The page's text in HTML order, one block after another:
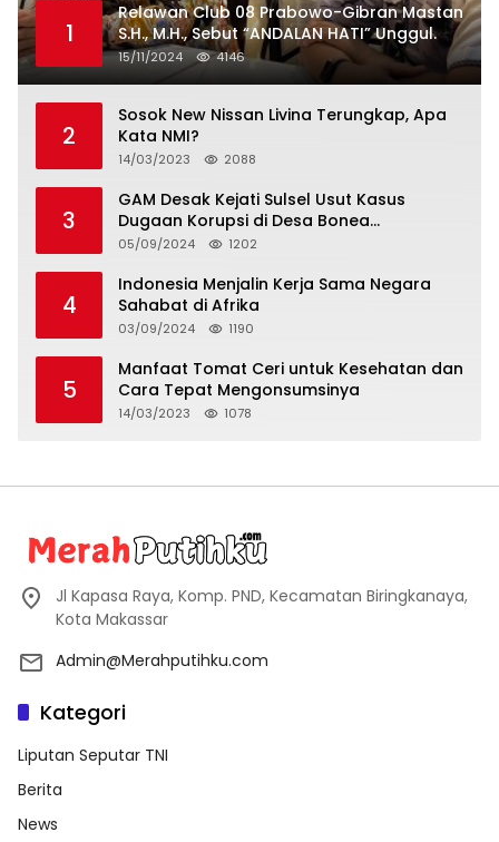
1
Relawan Club 08 Prabowo-Gibran Mastan
S.H., M.H., Sebut “ANDALAN HATI” Unggul.
15/11/2024 4146
2
Sosok New Nissan Livina Terungkap, Apa
Kata NMI?
14/03/2023 2088
3
GAM Desak Kejati Sulsel Usut Kasus
Dugaan Korupsi di Desa Bonea
Kabupeten Kepulauan Selayar
05/09/2024 1202
4
Indonesia Menjalin Kerja Sama Negara
Sahabat di Afrika
03/09/2024 1190
5
Manfaat Tomat Ceri untuk Kesehatan dan
Cara Tepat Mengonsumsinya
14/03/2023 1078
Jl Kapasa Raya, Komp. PND, Kecamatan Biringkanaya,
Kota Makassar
Admin@Merahputihku.com
Kategori
Liputan Seputar TNI
Berita
News